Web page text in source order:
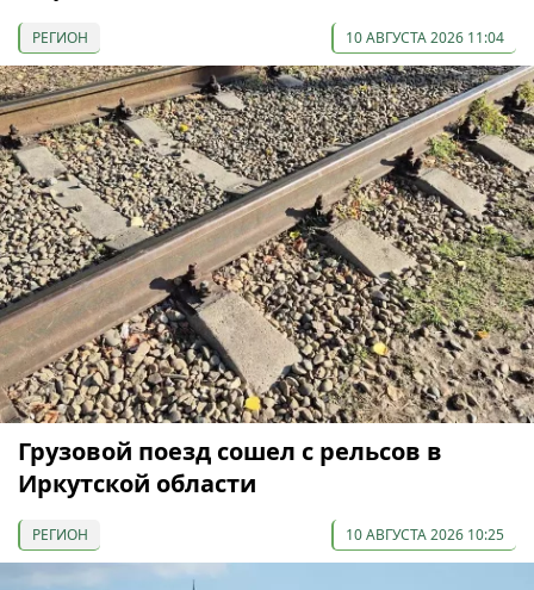
РЕГИОН 10 АВГУСТА 2026 11:04
Грузовой поезд сошел с рельсов в
Иркутской области
РЕГИОН 10 АВГУСТА 2026 10:25